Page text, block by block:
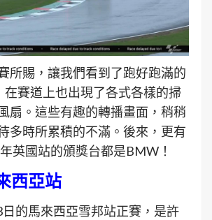
所賜，讓我們看到了跑好跑滿的
賽道上也出現了各式各樣的掃
扇。這些有趣的轉播畫面，稍稍
多時所累積的不滿。後來，更有
英國站的頒獎台都是BMW！
西亞站
的馬來西亞雪邦站正賽，是許